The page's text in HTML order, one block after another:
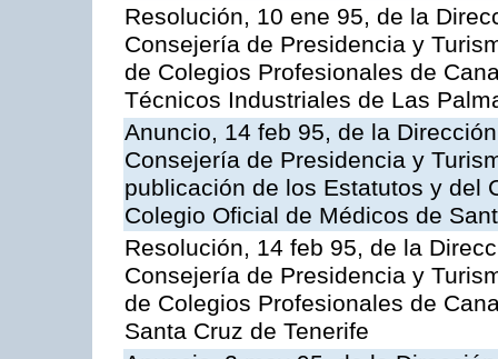
Resolución, 10 ene 95, de la
Consejería de Presidencia y
de Colegios Profesionales de
Técnicos Industriales de Las
Anuncio, 14 feb 95, de la
Consejería de Presidencia y
publicación de los Estatutos y del
Colegio Oficial de Médicos de
Resolución, 14 feb 95, de la
Consejería de Presidencia y
de Colegios Profesionales de
Santa Cruz de Tenerife